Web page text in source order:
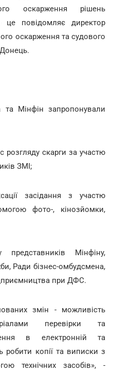
оскарження рішень
це повідомляє директор
оскарження та судового
Мінфін запропонували
розгляду скарги за участю
ЗМІ;
засідання з участю
фото-, кінозйомки,
Мінфіну,
Ради бізнес-омбудсмена,
при ДФС.
змін - можливість
перевірки та
в електронній та
робити копії та виписки з
технічних засобів», -